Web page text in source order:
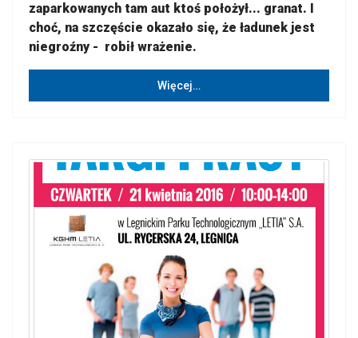
zaparkowanych tam aut ktoś położył... granat. I
choć, na szczęście okazało się, że ładunek jest
niegroźny - robił wrażenie.
Więcej…